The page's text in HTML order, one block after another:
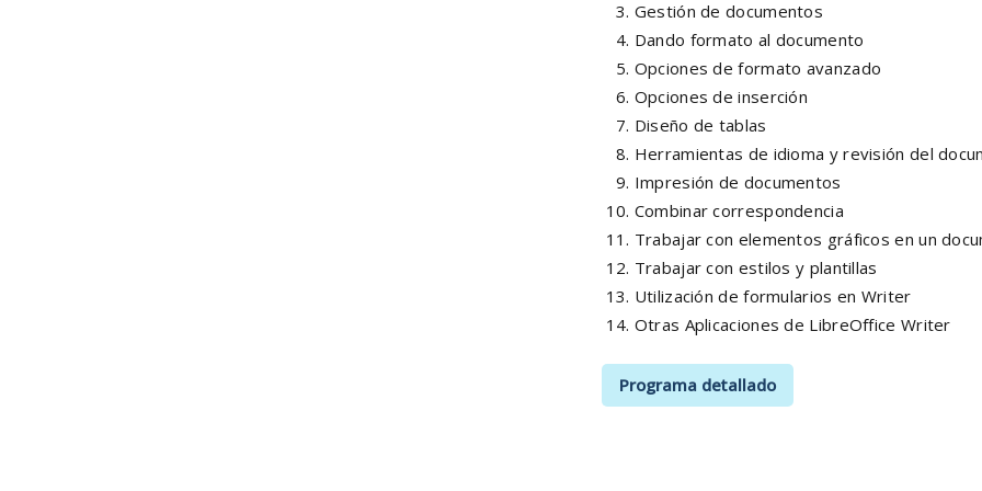
Gestión de documentos
Dando formato al documento
Opciones de formato avanzado
Opciones de inserción
Diseño de tablas
Herramientas de idioma y revisión del
Impresión de documentos
Combinar correspondencia
Trabajar con elementos gráficos en un
Trabajar con estilos y plantillas
Utilización de formularios en Writer
Otras Aplicaciones de LibreOffice Writer
Programa detallado